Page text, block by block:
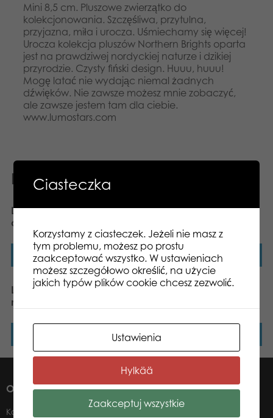
Mini 8,5 cm. Pluszowe zwierzątko do
kolekcjonowania. Szczęśliwa, przytulna,
przyjazna, miła i urocza. Uśmiechamy się więcej!
Urocza kolekcja pluszów Northern Brights oparta
jest na prawdziwej nordyckiej naturze i dzikiej
przyrodzie. Czysty fiński design. Huuu, huuu!
Mogę latać nie wydając niemal żadnych
dźwięków. Nie zawsze możesz mnie zobaczyć,
ale zawsze jestem tam dla ciebie.
www.lumostars.com
Podobne produkty
Lumo Stars Beaver Pörri
classic plush
Dowiedz się więcej
Lumo Stars Dragonfly
Dowiedz się więcej
Lumo Stars Cat Peach
mini plush
Lumo Stars Wolf Woody
O NAS
Kontakt
Ciasteczka
Korzystamy z ciasteczek. Jeżeli nie masz z
tym problemu, możesz po prostu
zaakceptować wszystko. W ustawieniach
możesz szczegółowo określić, na użycie
jakich typów plików cookie chcesz zezwolić.
Ustawienia
Hylkää
Zaakceptuj wszystkie